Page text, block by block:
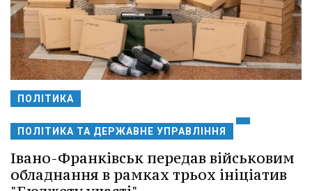
ПОЛІТИКА
ПОЛІТИКА ТА ДЕРЖАВНЕ УПРАВЛІННЯ
Івано-Франківськ передав військовим
обладнання в рамках трьох ініціатив